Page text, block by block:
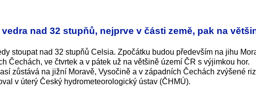
nad 32 stupňů, nejprve v části země, pak na
stoupat nad 32 stupňů Celsia. Zpočátku budou především na jihu
Čechách, ve čtvrtek a v pátek už na většině území ČR s výjimkou hor.
zůstává na jižní Moravě, Vysočině a v západních Čechách zvýšené
v úterý Český hydrometeorologický ústav (ČHMÚ).